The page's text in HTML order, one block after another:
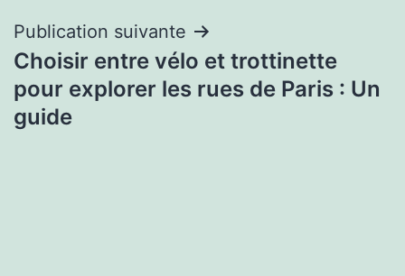
Publication suivante
Choisir entre vélo et trottinette
pour explorer les rues de Paris : Un
guide